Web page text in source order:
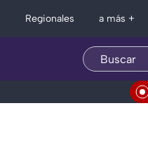
Regionales a más +